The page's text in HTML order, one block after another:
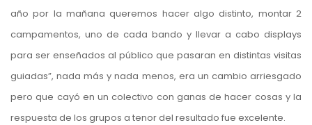
año por la mañana queremos hacer algo distinto, montar 2
campamentos, uno de cada bando y llevar a cabo displays
para ser enseñados al público que pasaran en distintas visitas
guiadas”, nada más y nada menos, era un cambio arriesgado
pero que cayó en un colectivo con ganas de hacer cosas y la
respuesta de los grupos a tenor del resultado fue excelente.